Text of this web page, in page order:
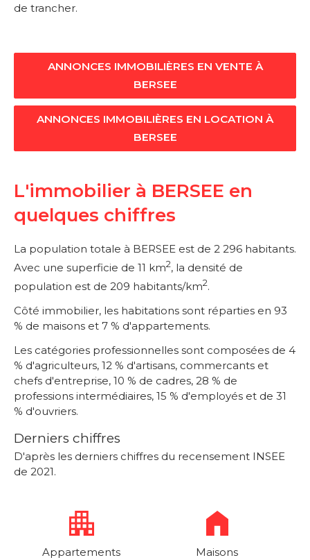
de trancher.
ANNONCES IMMOBILIÈRES EN VENTE À
BERSEE
ANNONCES IMMOBILIÈRES EN LOCATION À
BERSEE
L'immobilier à BERSEE en
quelques chiffres
La population totale à BERSEE est de 2 296 habitants.
Avec une superficie de 11 km2, la densité de
population est de 209 habitants/km2.
Côté immobilier, les habitations sont réparties en 93
% de maisons et 7 % d'appartements.
Les catégories professionnelles sont composées de 4
% d'agriculteurs, 12 % d'artisans, commercants et
chefs d'entreprise, 10 % de cadres, 28 % de
professions intermédiaires, 15 % d'employés et de 31
% d'ouvriers.
Derniers chiffres
D'après les derniers chiffres du recensement INSEE
de 2021.
Appartements
Maisons